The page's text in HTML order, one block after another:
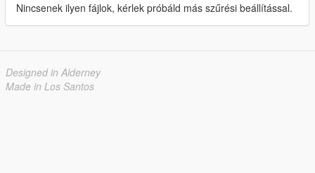
Nincsenek ilyen fájlok, kérlek próbáld más szűrési beállítással.
Designed in Alderney
Made in Los Santos